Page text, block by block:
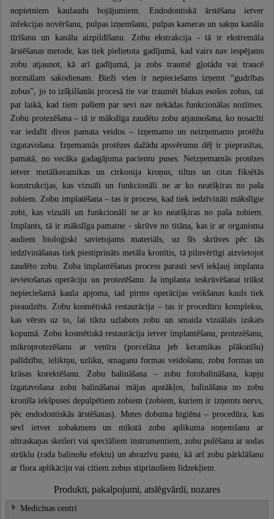
nopietniem kaulaudu bojājumiem. Endodontiskā ārstēšana ietver
infekcijas novēršanu, pulpas izņemšanu, pulpas kameras un sakņu kanālu
tīrīšanu un kanālu aizpildīšanu. Zobu ekstrakcija - tā ir ekstremāla
ārstēšanas metode, kas tiek pielietota gadījumā, kad vairs nav iespējams
zobu atjaunot, kā arī gadījumā, ja zobs traumē gļotādu vai traucē
normālam sakodienam. Bieži vien ir nepieciešams izņemt “gudrības
zobus”, jo to izšķilšanās procesā tie var traumēt blakus esošos zobus, tai
pat laikā, kad tiem pašiem par sevi nav nekādas funkcionālas nozīmes.
Zobu protezēšana – tā ir mākslīga zaudēto zobu atjaunošana, ko nosacīti
var iedalīt divos pamata veidos – izņemamo un neizņemamo protēžu
izgatavošana. Izņemamās protēzes dažādu apsvērumu dēļ ir pieprasītas,
pamatā, no vecāka gadagājuma pacientu puses. Neizņemamās protēzes
ietver metālkeramikas un cirkonija kroņus, tiltus un citas fiksētās
konstrukcijas, kas vizuāli un funkcionāli ne ar ko neatšķiras no paša
zobiem. Zobu implatēšana – tas ir process, kad tiek iedzīvināti mākslīgie
zobi, kas vizuāli un funkcionāli ne ar ko neatšķiras no paša zobiem.
Implants, tā ir mākslīga pamatne - skrūve no titāna, kas ir ar organisma
audiem bioloģiski savietojams materiāls, uz šīs skrūves pēc tās
iedzīvināšanas tiek piestiprināts metāla kronītis, tā pilnvērtīgi aizvietojot
zaudēto zobu. Zoba implantēšanas process parasti sevī iekļauj implanta
ievietošanas operāciju un protezēšanu. Ja implanta ieskrūvēšanai trūkst
nepieciešamā kaula apjoma, tad pirms operācijas veikšanas kauls tiek
pieaudzēts. Zobu kosmētiskā restaurācija – tas ir procedūru komplekss,
kas vērsts uz to, lai tiktu uzlabots zobu un smaida vizuālais izskats
kopumā. Zobu kosmētiskā restaurācija ietver implantēšanu, protezēšanu,
mikroprotezēšanu ar venīru (porcelāna jeb keramikas plāksnīšu)
palīdzību, ieliktņu, uzliku, smaganu formas veidošanu, zobu formas un
krāsas korektēšanu. Zobu balināšana – zobu fotobalināšana, kapju
izgatavošana zobu balināšanai mājas apstākļos, balināšana no zobu
kronīša iekšpuses depulpētiem zobiem (zobiem, kuriem ir izņemts nervs,
pēc endodontiskās ārstēšanas). Mutes dobuma higiēna – procedūra, kas
sevī ietver zobakmens un mīkstā zobu aplikuma noņemšanu ar
ultraskaņas skeileri vai speciāliem instrumentiem, zobu pulēšanu ar sodas
strūklu (rada balinošu efektu) un abrazīvu pastu, kā arī zobu pārklāšanu
ar flora aplikāciju vai citiem zobus stiprinošiem līdzekļiem.
Produkti, pakalpojumi, atslēgvārdi, nozares
Medicīnas centri